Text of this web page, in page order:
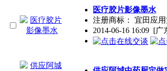
医疗胶片影像墨水
注册商标： 宜田应
2014-06-16 16:09 [广